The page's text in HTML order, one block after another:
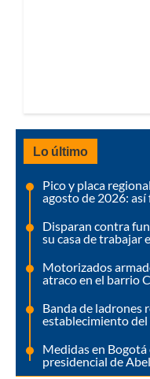
Lo último
Pico y placa
agosto de 2026:
Disparan contra
su casa de trabajar
Motorizados
atraco en el barrio
Banda de ladrones
establecimiento del
Medidas en
presidencial de